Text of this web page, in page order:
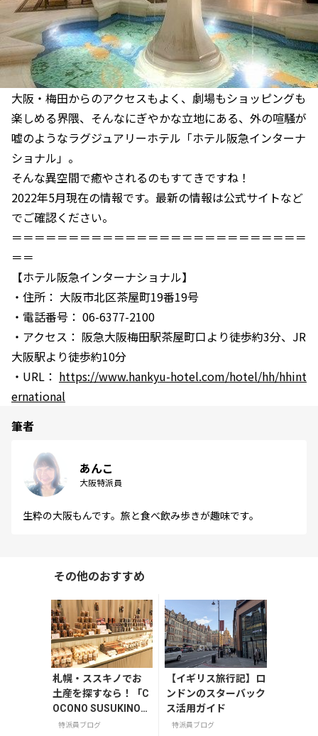
大阪・梅田からのアクセスもよく、劇場もショッピングも
楽しめる界隈、そんなにぎやかな立地にある、外の喧騒が
嘘のようなラグジュアリーホテル「ホテル阪急インターナ
ショナル」。
そんな異空間で癒やされるのもすてきですね！
2022年5月現在の情報です。最新の情報は公式サイトなど
でご確認ください。
＝＝＝＝＝＝＝＝＝＝＝＝＝＝＝＝＝＝＝＝＝＝＝＝＝＝
＝＝
【ホテル阪急インターナショナル】
・住所： 大阪市北区茶屋町19番19号
・電話番号： 06-6377-2100
・アクセス： 阪急大阪梅田駅茶屋町口より徒歩約3分、JR
大阪駅より徒歩約10分
・URL： https://www.hankyu-hotel.com/hotel/hh/hhint
ernational
筆者
あんこ
大阪特派員
生粋の大阪もんです。旅と食べ飲み歩きが趣味です。
その他のおすすめ
札幌・ススキノでお
土産を探すなら！「C
OCONO SUSUKINO」
お土産編
特派員ブログ
【イギリス旅行記】ロ
ンドンのスターバック
ス活用ガイド
特派員ブログ